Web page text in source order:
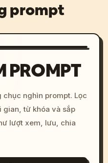
prompt
PROMPT
nghìn prompt. Lọc
gian, từ khóa và sắp
lượt xem, lưu, chia